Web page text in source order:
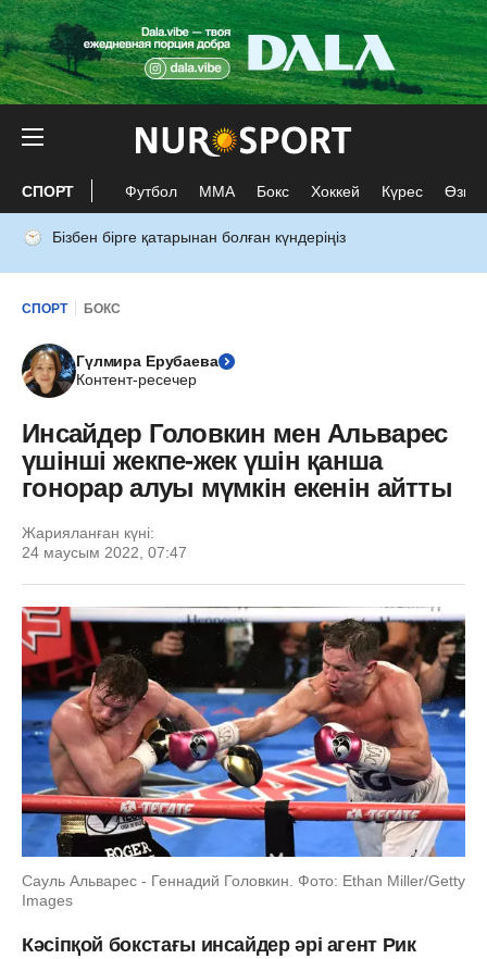
СПОРТ Футбол ММА Бокс Хоккей Күрес Өзге
Бізбен бірге қатарынан болған күндеріңіз
СПОРТ БОКС
Гүлмира Ерубаева
Контент-ресечер
Инсайдер Головкин мен Альварес
үшінші жекпе-жек үшін қанша
гонорар алуы мүмкін екенін айтты
Жарияланған күні:
24 маусым 2022, 07:47
Сауль Альварес - Геннадий Головкин. Фото: Ethan Miller/Getty
Images
Кәсіпқой бокстағы инсайдер әрі агент Рик